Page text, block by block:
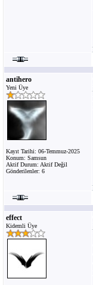
antihero
Yeni Üye
Kayıt Tarihi: 06-Temmuz-2025
Konum: Samsun
Aktif Durum: Aktif Değil
Gönderilenler: 6
effect
Kidemli Üye